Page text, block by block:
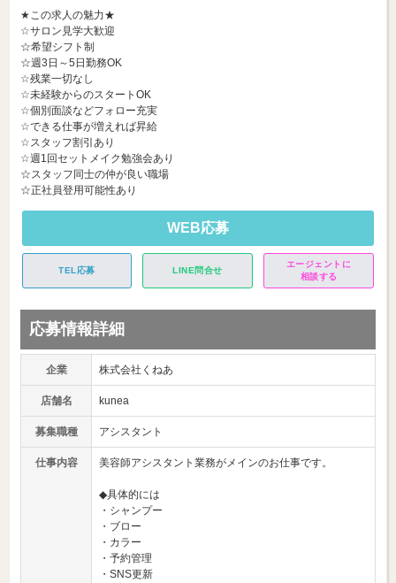
★この求人の魅力★
☆サロン見学大歓迎
☆希望シフト制
☆週3日～5日勤務OK
☆残業一切なし
☆未経験からのスタートOK
☆個別面談などフォロー充実
☆できる仕事が増えれば昇給
☆スタッフ割引あり
☆週1回セットメイク勉強会あり
☆スタッフ同士の仲が良い職場
☆正社員登用可能性あり
WEB応募
TEL応募 LINE問合せ
エージェントに
相談する
応募情報詳細
企業 株式会社くねあ
店舗名 kunea
募集職種 アシスタント
仕事内容 美容師アシスタント業務がメインのお仕事です。
◆具体的には
・シャンプー
・ブロー
・カラー
・予約管理
・SNS更新